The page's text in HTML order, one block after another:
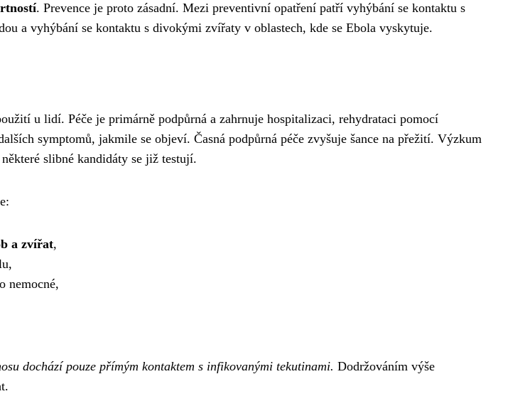
. Prevence je proto zásadní. Mezi preventivní opatření patří vyhýbání se kontaktu s
a vyhýbání se kontaktu s divokými zvířaty v oblastech, kde se Ebola vyskytuje.
u lidí. Péče je primárně podpůrná a zahrnuje hospitalizaci, rehydrataci pomocí
symptomů, jakmile se objeví. Časná podpůrná péče zvyšuje šance na přežití. Výzkum
slibné kandidáty se již testují.
a zvířat,
nemocné,
dochází pouze přímým kontaktem s infikovanými tekutinami. Dodržováním výše